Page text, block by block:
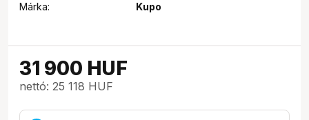
Márka:
Kupo
31 900 HUF
nettó: 25 118 HUF